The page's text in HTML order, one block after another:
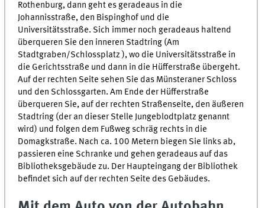
Rothenburg, dann geht es geradeaus in die
Johannisstraße, den Bispinghof und die
Universitätsstraße. Sich immer noch geradeaus haltend
überqueren Sie den inneren Stadtring (Am
Stadtgraben/Schlossplatz ), wo die Universitätsstraße in
die Gerichtsstraße und dann in die Hüfferstraße übergeht.
Auf der rechten Seite sehen Sie das Münsteraner Schloss
und den Schlossgarten. Am Ende der Hüfferstraße
überqueren Sie, auf der rechten Straßenseite, den äußeren
Stadtring (der an dieser Stelle Jungeblodtplatz genannt
wird) und folgen dem Fußweg schräg rechts in die
Domagkstraße. Nach ca. 100 Metern biegen Sie links ab,
passieren eine Schranke und gehen geradeaus auf das
Bibliotheksgebäude zu. Der Haupteingang der Bibliothek
befindet sich auf der rechten Seite des Gebäudes.